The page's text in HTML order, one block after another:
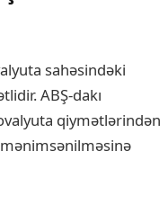
sahəsindəki
ABŞ-dakı
qiymətlərindən